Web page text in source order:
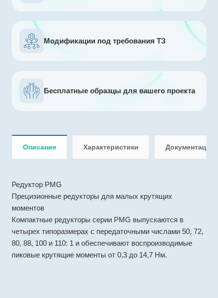
Модификации под требования ТЗ
Бесплатные образцы для вашего проекта
Описание Характеристики Документация
Редуктор PMG
Прецизионные редукторы для малых крутящих
моментов
Компактные редукторы серии PMG выпускаются в
четырех типоразмерах с передаточными числами 50, 72,
80, 88, 100 и 110: 1 и обеспечивают воспроизводимые
пиковые крутящие моменты от 0,3 до 14,7 Нм.